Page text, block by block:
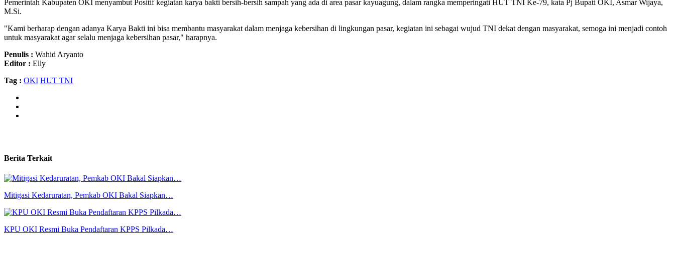
Pemerintah Kabupaten OKI menyambut Positif kegiatan karya bakti bersih-bersih sampah yang ada di area pasar kayuagung, dalam rangka memperingati HUT TNI Ke-79, kata Pj Bupati OKI, Asmar Wijaya,
M.Si.
"Kami berharap dengan adanya Karya Bakti ini bisa membantu masyarakat dalam menjaga kebersihan di lingkungan pasar, kegiatan ini sebagai wujud TNI dekat dengan masyarakat, semoga ini menjadi contoh
untuk masyarakat agar selalu menjaga kebersihan pasar," harapnya.
Penulis : Wahid Aryanto
Editor : Elly
Tag : OKI HUT TNI
Berita Terkait
Mitigasi Kedaruratan, Pemkab OKI Bakal Siapkan…
KPU OKI Resmi Buka Pendaftaran KPPS Pilkada…